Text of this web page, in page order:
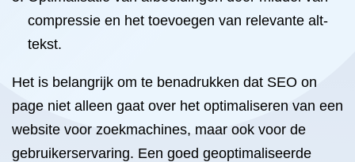
compressie en het toevoegen van relevante alt-
tekst.
Het is belangrijk om te benadrukken dat SEO on
page niet alleen gaat over het optimaliseren van een
website voor zoekmachines, maar ook voor de
gebruikerservaring. Een goed geoptimaliseerde